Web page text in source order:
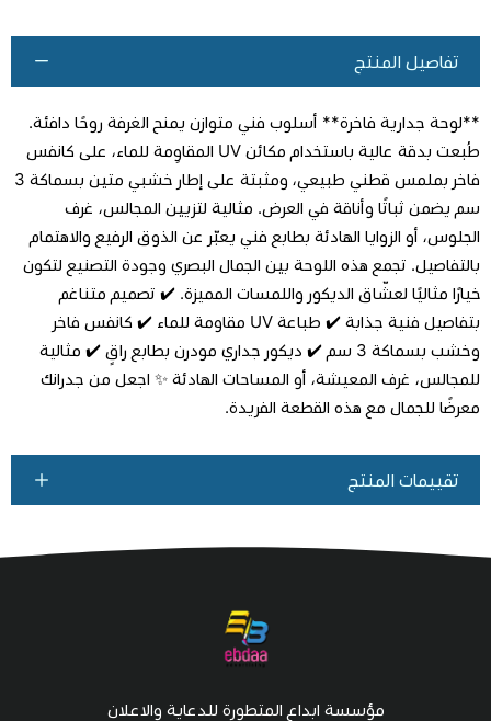
اطلب المنتج
تفاصيل المنتج
**لوحة جدارية فاخرة** أسلوب فني متوازن يمنح الغرفة روحًا دافئة.
طُبعت بدقة عالية باستخدام مكائن UV المقاوِمة للماء، على كانفس
فاخر بملمس قطني طبيعي، ومثبتة على إطار خشبي متين بسماكة 3
سم يضمن ثباتًا وأناقة في العرض. مثالية لتزيين المجالس، غرف
الجلوس، أو الزوايا الهادئة بطابع فني يعبّر عن الذوق الرفيع والاهتمام
بالتفاصيل. تجمع هذه اللوحة بين الجمال البصري وجودة التصنيع لتكون
خيارًا مثاليًا لعشّاق الديكور واللمسات المميزة. ✔️ تصميم متناغم
بتفاصيل فنية جذابة ✔️ طباعة UV مقاومة للماء ✔️ كانفس فاخر
وخشب بسماكة 3 سم ✔️ ديكور جداري مودرن بطابع راقٍ ✔️ مثالية
للمجالس، غرف المعيشة، أو المساحات الهادئة ✨ اجعل من جدرانك
معرضًا للجمال مع هذه القطعة الفريدة.
تقييمات المنتج
مؤسسة ابداع المتطورة للدعاية والاعلان